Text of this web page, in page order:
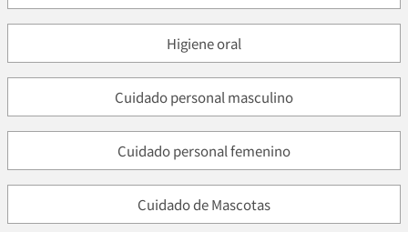
Higiene oral
Cuidado personal masculino
Cuidado personal femenino
Cuidado de Mascotas